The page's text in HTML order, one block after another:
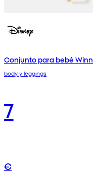
Conjunto para bebé
body y leggings
7
€